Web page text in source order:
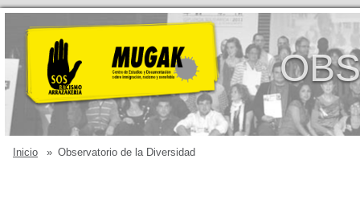
Inicio » Observatorio de la Diversidad